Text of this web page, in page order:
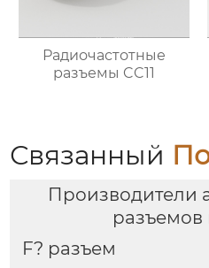
Радиочастотные
разъемы CC11
Связанный
Производители
разъемов
F? разъем